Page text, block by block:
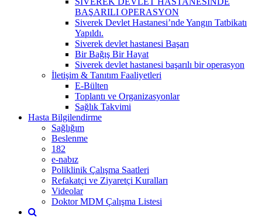
BAŞARILI OPERASYON
Siverek Devlet Hastanesi’nde Yangın Tatbikatı
Yapıldı.
Siverek devlet hastanesi Başarı
Bir Bağış Bir Hayat
Siverek devlet hastanesi başarılı bir operasyon
İletişim & Tanıtım Faaliyetleri
E-Bülten
Toplantı ve Organizasyonlar
Sağlık Takvimi
Hasta Bilgilendirme
Sağlığım
Beslenme
182
e-nabız
Poliklinik Çalışma Saatleri
Refakatçi ve Ziyaretçi Kuralları
Videolar
Doktor MDM Çalışma Listesi